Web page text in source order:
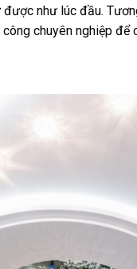
như lúc đầu.
chuyên nghiệp để